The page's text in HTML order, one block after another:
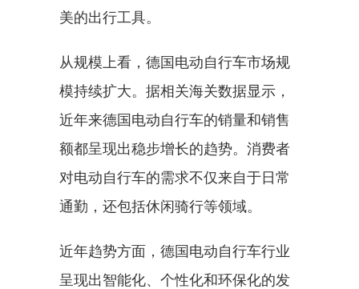
美的出行工具。
从规模上看，德国电动自行车市场规
模持续扩大。据相关海关数据显示，
近年来德国电动自行车的销量和销售
额都呈现出稳步增长的趋势。消费者
对电动自行车的需求不仅来自于日常
通勤，还包括休闲骑行等领域。
近年趋势方面，德国电动自行车行业
呈现出智能化、个性化和环保化的发